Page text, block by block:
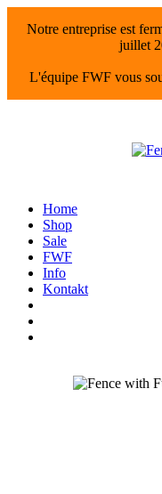
Notre entreprise est
juillet
L'équipe FWF vous
Home
Shop
Sale
FWF
Info
Kontakt